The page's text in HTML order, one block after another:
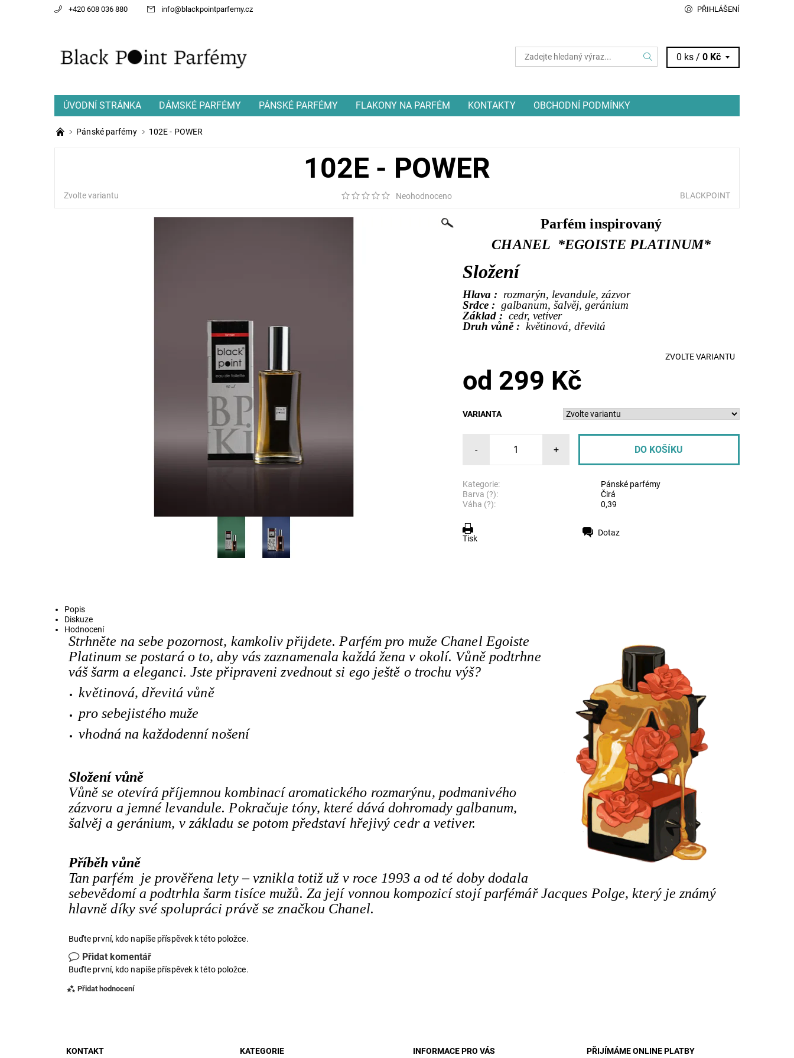
+420 608 036 880 info@ blackpointparfemy.cz PŘIHLÁŠENÍ
0 ks /0 Kč
ÚVODNÍ STRÁNKA DÁMSKÉ PARFÉMY PÁNSKÉ PARFÉMY FLAKONY NA PARFÉM KONTAKTY OBCHODNÍ PODMÍNKY
Pánské parfémy 102E - POWER
102E - POWER
Zvolte variantu Neohodnoceno BLACKPOINT
Parfém inspirovaný
CHANEL *EGOISTE PLATINUM*
Složení
Hlava : rozmarýn, levandule, zázvor
Srdce :galbanum, šalvěj, geránium
Základ :cedr, vetiver
Druh vůně :květinová, dřevitá
ZVOLTE VARIANTU
od 299 Kč
VARIANTA
- +
Kategorie:
Pánské parfémy
Barva (?):
Čirá
Váha (?):
0,39
Tisk
Dotaz
Popis
Diskuze
Hodnocení
Strhněte na sebe pozornost, kamkoliv přijdete. Parfém pro muže Chanel Egoiste
Platinum se postará o to, aby vás zaznamenala každá žena v okolí. Vůně podtrhne
váš šarm a eleganci. Jste připraveni zvednout si ego ještě o trochu výš?
květinová, dřevitá vůně
pro sebejistého muže
vhodná na každodenní nošení
Složení vůně
Vůně se otevírá příjemnou kombinací aromatického rozmarýnu, podmanivého
zázvoru a jemné levandule. Pokračuje tóny, které dává dohromady galbanum,
šalvěj a geránium, v základu se potom představí hřejivý cedr a vetiver.
Příběh vůně
Tan parfém je prověřena lety – vznikla totiž už v roce 1993 a od té doby dodala
sebevědomí a podtrhla šarm tisíce mužů. Za její vonnou kompozicí stojí parfémář Jacques Polge, který je známý
hlavně díky své spolupráci právě se značkou Chanel.
Buďte první, kdo napíše příspěvek k této položce.
Přidat komentář
Buďte první, kdo napíše příspěvek k této položce.
Přidat hodnocení
KONTAKT KATEGORIE INFORMACE PRO VÁS PŘIJÍMÁME ONLINE PLATBY